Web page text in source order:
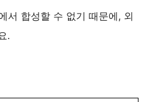
서 합성할 수 없기 때문에, 외
.